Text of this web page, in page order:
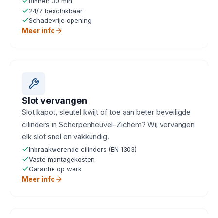
24/7 beschikbaar
Schadevrije opening
Meer info
Slot vervangen
Slot kapot, sleutel kwijt of toe aan beter beveiligde
cilinders in Scherpenheuvel-Zichem? Wij vervangen
elk slot snel en vakkundig.
Inbraakwerende cilinders (EN 1303)
Vaste montagekosten
Garantie op werk
Meer info